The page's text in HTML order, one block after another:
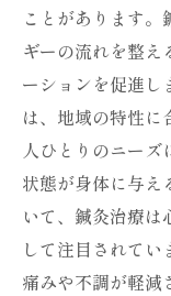
ことがあります
ギーの流れを整
ーションを促進し
は、地域の特性
人ひとりのニー
状態が身体に与え
いて、鍼灸治療は
して注目されて
痛みや不調が軽減